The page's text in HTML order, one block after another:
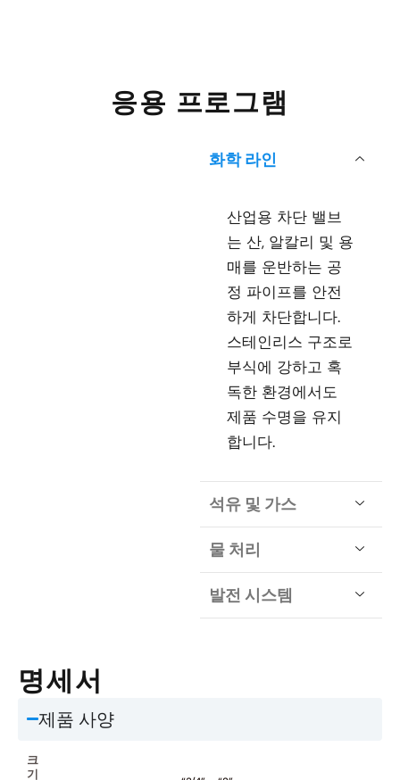
응용 프로그램
화학 라인
산업용 차단 밸브
는 산, 알칼리 및 용
매를 운반하는 공
정 파이프를 안전
하게 차단합니다.
스테인리스 구조로
부식에 강하고 혹
독한 환경에서도
제품 수명을 유지
합니다.
석유 및 가스
물 처리
발전 시스템
명세서
제품 사양
크
기